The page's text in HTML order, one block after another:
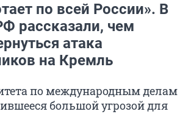
по всей России». В
рассказали, чем
атака
на Кремль
по международным делам
большой угрозой для